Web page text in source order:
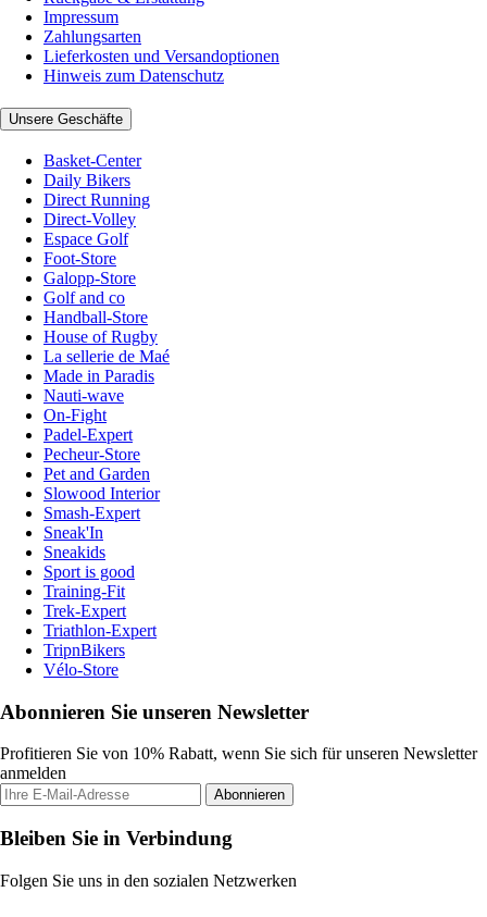
Impressum
Zahlungsarten
Lieferkosten und Versandoptionen
Hinweis zum Datenschutz
Unsere Geschäfte
Basket-Center
Daily Bikers
Direct Running
Direct-Volley
Espace Golf
Foot-Store
Galopp-Store
Golf and co
Handball-Store
House of Rugby
La sellerie de Maé
Made in Paradis
Nauti-wave
On-Fight
Padel-Expert
Pecheur-Store
Pet and Garden
Slowood Interior
Smash-Expert
Sneak'In
Sneakids
Sport is good
Training-Fit
Trek-Expert
Triathlon-Expert
TripnBikers
Vélo-Store
Abonnieren Sie unseren Newsletter
Profitieren Sie von 10% Rabatt, wenn Sie sich für unseren Newsletter
anmelden
Abonnieren
Bleiben Sie in Verbindung
Folgen Sie uns in den sozialen Netzwerken